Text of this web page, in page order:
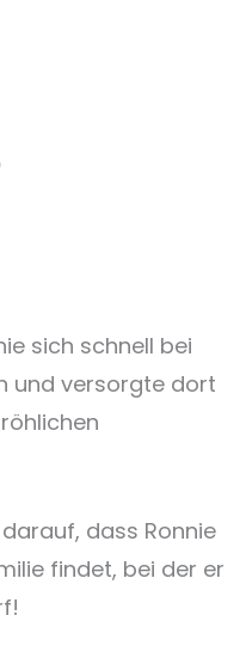
sich schnell bei
und versorgte dort
dass Ronnie
findet, bei der er